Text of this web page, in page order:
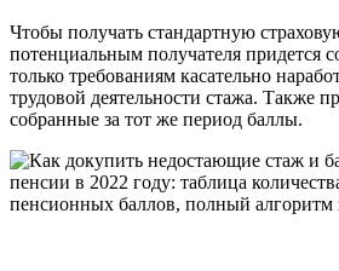
Чтобы получать стандартную
потенциальным получателя придется
только требованиям касательно
трудовой деятельности стажа. Также
собранные за тот же период баллы.